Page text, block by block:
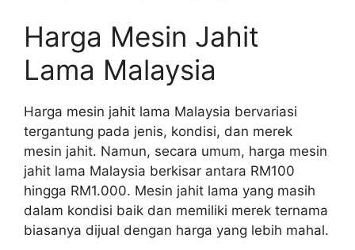
Harga Mesin Jahit
Lama Malaysia
Harga mesin jahit lama Malaysia bervariasi
tergantung pada jenis, kondisi, dan merek
mesin jahit. Namun, secara umum, harga mesin
jahit lama Malaysia berkisar antara RM100
hingga RM1.000. Mesin jahit lama yang masih
dalam kondisi baik dan memiliki merek ternama
biasanya dijual dengan harga yang lebih mahal.